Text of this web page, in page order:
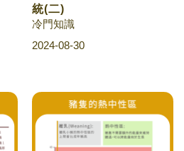
統(二)
冷門知識
2024-08-30